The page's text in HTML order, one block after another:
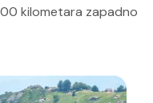
kilometara zapadno